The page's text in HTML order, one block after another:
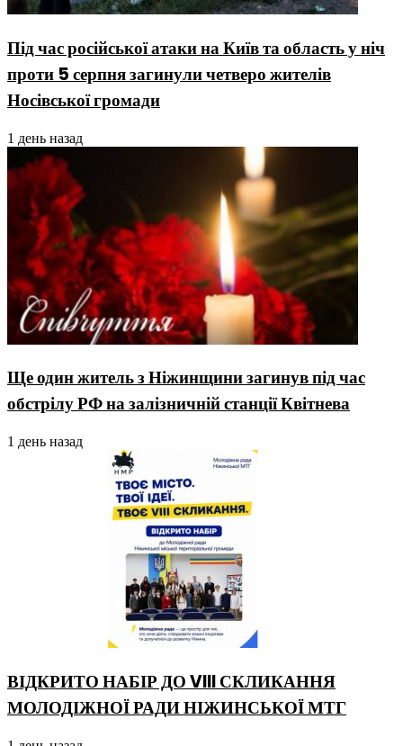
Під час російської атаки на Київ та область у ніч
проти 5 серпня загинули четверо жителів
Носівської громади
1 день назад
Ще один житель з Ніжинщини загинув під час
обстрілу РФ на залізничній станції Квітнева
1 день назад
ВІДКРИТО НАБІР ДО VIII СКЛИКАННЯ
МОЛОДІЖНОЇ РАДИ НІЖИНСЬКОЇ МТГ